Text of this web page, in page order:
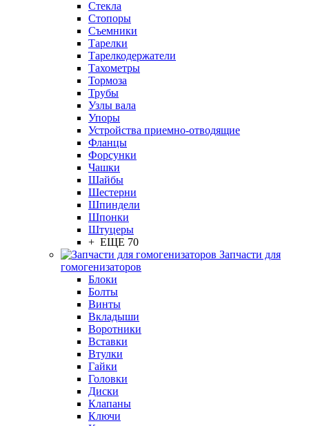
Стекла
Стопоры
Съемники
Тарелки
Тарелкодержатели
Тахометры
Тормоза
Трубы
Узлы вала
Упоры
Устройства приемно-отводящие
Фланцы
Форсунки
Чашки
Шайбы
Шестерни
Шпиндели
Шпонки
Штуцеры
+ ЕЩЕ 70
Запчасти для
гомогенизаторов
Блоки
Болты
Винты
Вкладыши
Воротники
Вставки
Втулки
Гайки
Головки
Диски
Клапаны
Ключи